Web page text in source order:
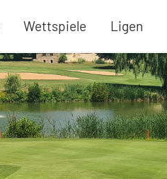
Wettspiele Ligen